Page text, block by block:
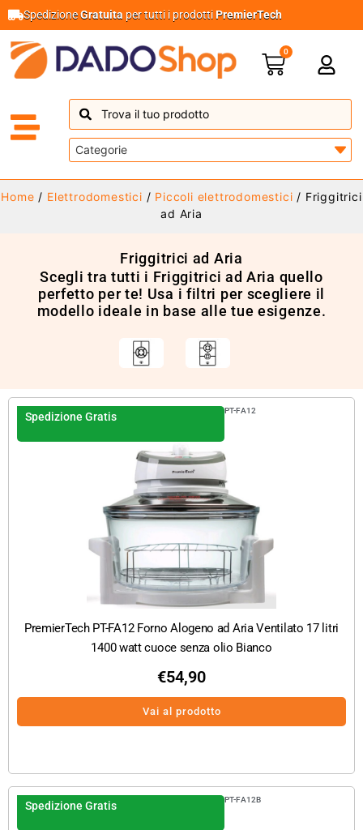
SpedizioneGratuita per tutti i prodottiPremierTech
0
Home / Elettrodomestici / Piccoli elettrodomestici / Friggitrici
ad Aria
Friggitrici ad Aria
Scegli tra tutti i Friggitrici ad Aria quello
perfetto per te! Usa i filtri per scegliere il
modello ideale in base alle tue esigenze.
Spedizione Gratis PT-FA12
PremierTech PT-FA12 Forno Alogeno ad Aria Ventilato 17 litri
1400 watt cuoce senza olio Bianco
€54,90
Vai al prodotto
Spedizione Gratis PT-FA12B